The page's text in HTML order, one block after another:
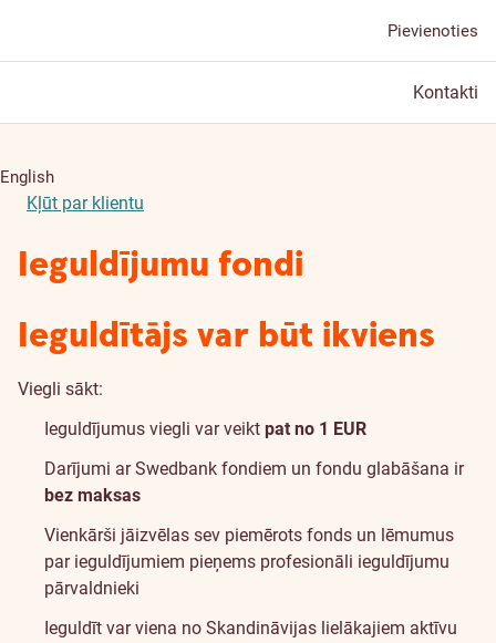
Pievienoties
Kontakti
English
Kļūt par klientu
Ieguldījumu fondi
Ieguldītājs var būt ikviens
Viegli sākt:
Ieguldījumus viegli var veikt pat no 1 EUR
Darījumi ar Swedbank fondiem un fondu glabāšana ir
bez maksas
Vienkārši jāizvēlas sev piemērots fonds un lēmumus
par ieguldījumiem pieņems profesionāli ieguldījumu
pārvaldnieki
Ieguldīt var viena no Skandināvijas lielākajiem aktīvu